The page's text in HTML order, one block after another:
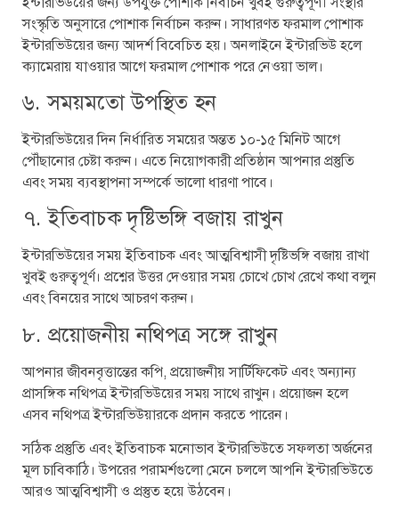
সংস্কৃতি অনুসারে পোশাক নির্বাচন করুন। সাধারণত ফরমাল পোশাক
ইন্টারভিউয়ের জন্য আদর্শ বিবেচিত হয়। অনলাইনে ইন্টারভিউ হলে
ক্যামেরায় যাওয়ার আগে ফরমাল পোশাক পরে নেওয়া ভাল।
৬. সময়মতো উপস্থিত হন
ইন্টারভিউয়ের দিন নির্ধারিত সময়ের অন্তত ১০-১৫ মিনিট আগে
পৌঁছানোর চেষ্টা করুন। এতে নিয়োগকারী প্রতিষ্ঠান আপনার প্রস্তুতি
এবং সময় ব্যবস্থাপনা সম্পর্কে ভালো ধারণা পাবে।
৭. ইতিবাচক দৃষ্টিভঙ্গি বজায় রাখুন
ইন্টারভিউয়ের সময় ইতিবাচক এবং আত্মবিশ্বাসী দৃষ্টিভঙ্গি বজায় রাখা
খুবই গুরুত্বপূর্ণ। প্রশ্নের উত্তর দেওয়ার সময় চোখে চোখ রেখে কথা বলুন
এবং বিনয়ের সাথে আচরণ করুন।
৮. প্রয়োজনীয় নথিপত্র সঙ্গে রাখুন
আপনার জীবনবৃত্তান্তের কপি, প্রয়োজনীয় সার্টিফিকেট এবং অন্যান্য
প্রাসঙ্গিক নথিপত্র ইন্টারভিউয়ের সময় সাথে রাখুন। প্রয়োজন হলে
এসব নথিপত্র ইন্টারভিউয়ারকে প্রদান করতে পারেন।
সঠিক প্রস্তুতি এবং ইতিবাচক মনোভাব ইন্টারভিউতে সফলতা অর্জনের
মূল চাবিকাঠি। উপরের পরামর্শগুলো মেনে চললে আপনি ইন্টারভিউতে
আরও আত্মবিশ্বাসী ও প্রস্তুত হয়ে উঠবেন।